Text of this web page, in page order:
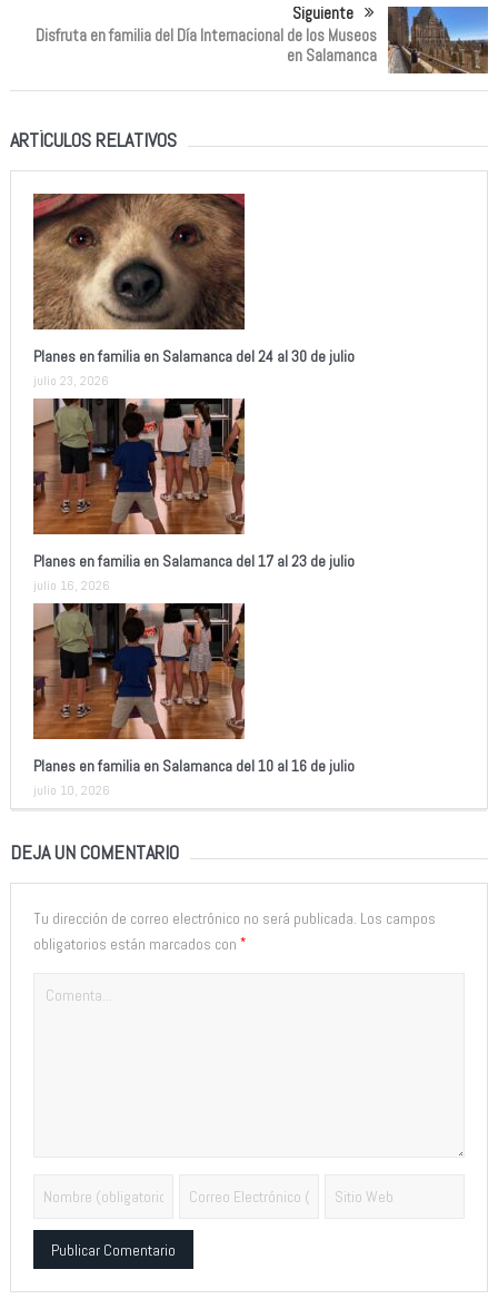
Siguiente
Disfruta en familia del Día Internacional de los Museos
en Salamanca
ARTÍCULOS RELATIVOS
Planes en familia en Salamanca del 24 al 30 de julio
julio 23, 2026
Planes en familia en Salamanca del 17 al 23 de julio
julio 16, 2026
Planes en familia en Salamanca del 10 al 16 de julio
julio 10, 2026
DEJA UN COMENTARIO
Tu dirección de correo electrónico no será publicada. Los campos
obligatorios están marcados con *